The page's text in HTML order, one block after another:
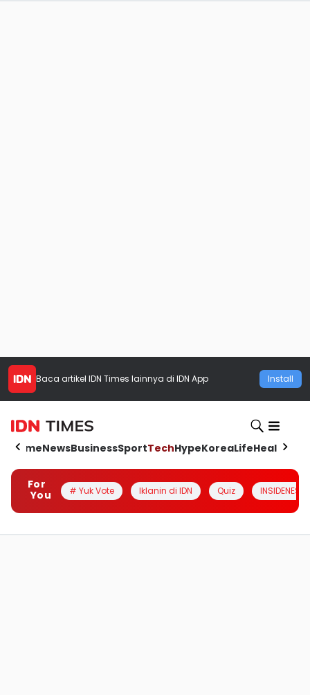
Baca artikel IDN Times lainnya di IDN App Install
HomeNewsBusinessSportTechHypeKoreaLifeHealth
For
You
# Yuk Vote Iklanin di IDN Quiz INSIDENESIA